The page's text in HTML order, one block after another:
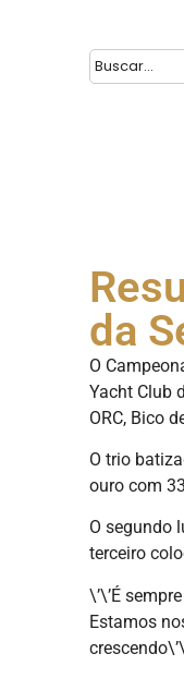
da
O
Yacht Club
ORC, Bico
O trio
ouro com
O segundo
terceiro
\’\’É
Estamos